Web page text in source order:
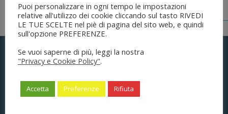
Puoi personalizzare in ogni tempo le impostazioni
relative all'utilizzo dei cookie cliccando sul tasto RIVEDI
LE TUE SCELTE nel piè di pagina del sito web, e quindi
sull'opzione PREFERENZE.
Se vuoi saperne di più, leggi la nostra
"Privacy e Cookie Policy".
Accetta Preferenze Rifiuta